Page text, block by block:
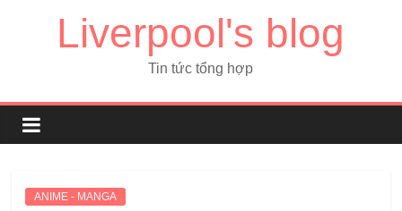
Liverpool's blog
Tin tức tổng hợp
ANIME - MANGA